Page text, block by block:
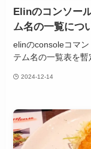
Elinのコンソー
ム名の一覧につ
elinのconsoleコマ
テム名の一覧表を
2024-12-14